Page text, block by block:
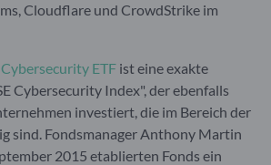
Cloudflare und CrowdStrike im
ETF ist eine exakte
Cybersecurity Index", der ebenfalls
investiert, die im Bereich der
sind. Fondsmanager Anthony Martin
2015 etablierten Fonds ein